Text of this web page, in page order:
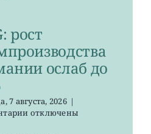
рост
ослаб до
7 августа, 2026 |
котключены